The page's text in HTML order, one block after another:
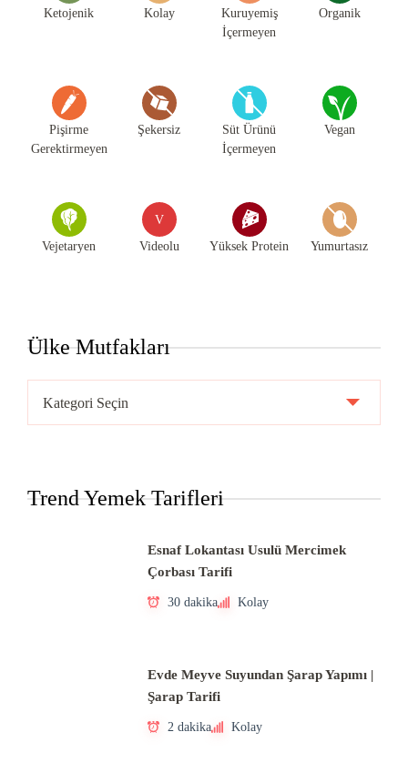
Ketojenik Kolay
Kuruyemiş
İçermeyen
Organik
Pişirme
Gerektirmeyen
Şekersiz
Süt Ürünü
İçermeyen
Vegan
Vejetaryen
V
Videolu Yüksek Protein Yumurtasız
Ülke Mutfakları
Mutfakları
Trend Yemek Tarifleri
Esnaf Lokantası Usulü Mercimek
Çorbası Tarifi
30 dakika Kolay
Evde Meyve Suyundan Şarap Yapımı |
Şarap Tarifi
2 dakika Kolay